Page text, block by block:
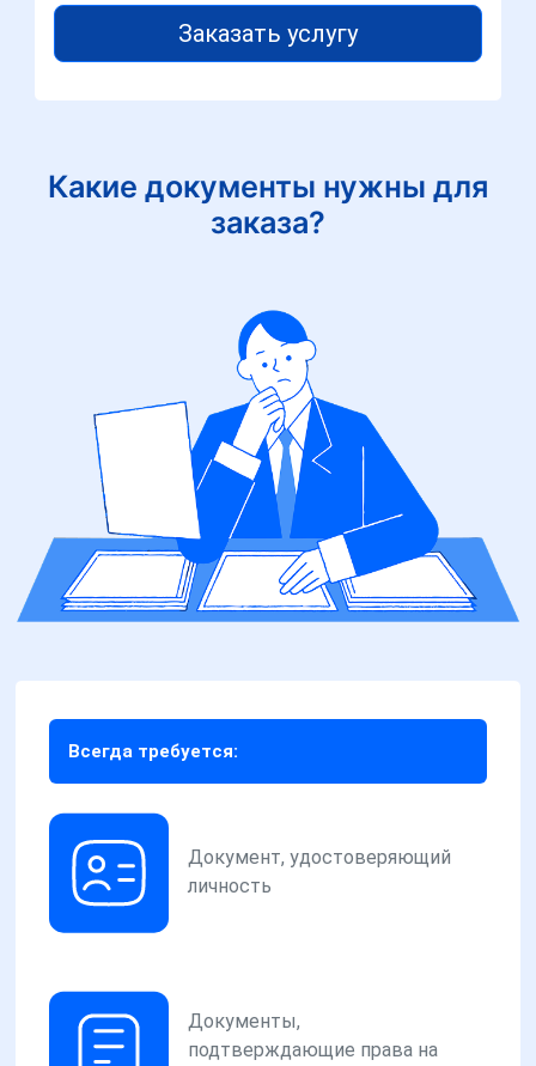
Заказать услугу
Какие документы нужны для
заказа?
Всегда требуется:
Документ, удостоверяющий
личность
Документы,
подтверждающие права на